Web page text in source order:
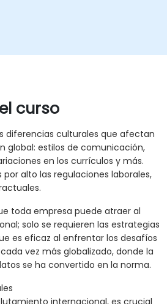
curso
diferencias culturales que afectan
global: estilos de comunicación,
en los currículos y más.
alto las regulaciones laborales,
toda empresa puede atraer al
solo se requieren las estrategias
es eficaz al enfrentar los desafíos
vez más globalizado, donde la
se ha convertido en la norma.